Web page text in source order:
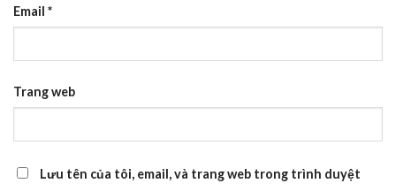
Email *
Trang web
Lưu tên của tôi, email, và trang web trong trình duyệt